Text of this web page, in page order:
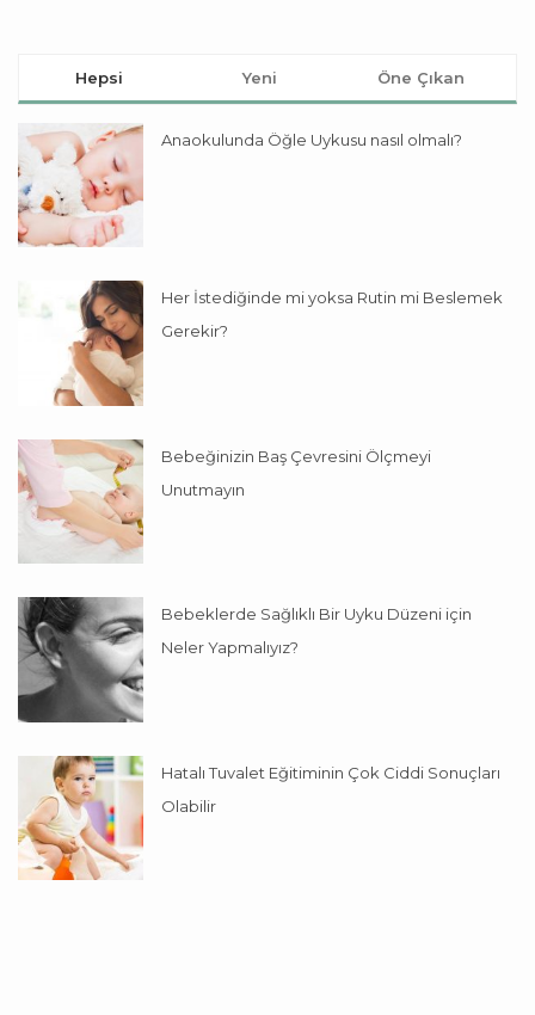
Hepsi Yeni Öne Çıkan
Anaokulunda Öğle Uykusu nasıl olmalı?
Her İstediğinde mi yoksa Rutin mi Beslemek
Gerekir?
Bebeğinizin Baş Çevresini Ölçmeyi
Unutmayın
Bebeklerde Sağlıklı Bir Uyku Düzeni için
Neler Yapmalıyız?
Hatalı Tuvalet Eğitiminin Çok Ciddi Sonuçları
Olabilir